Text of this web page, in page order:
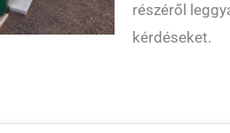
részéről
kérdéseket.